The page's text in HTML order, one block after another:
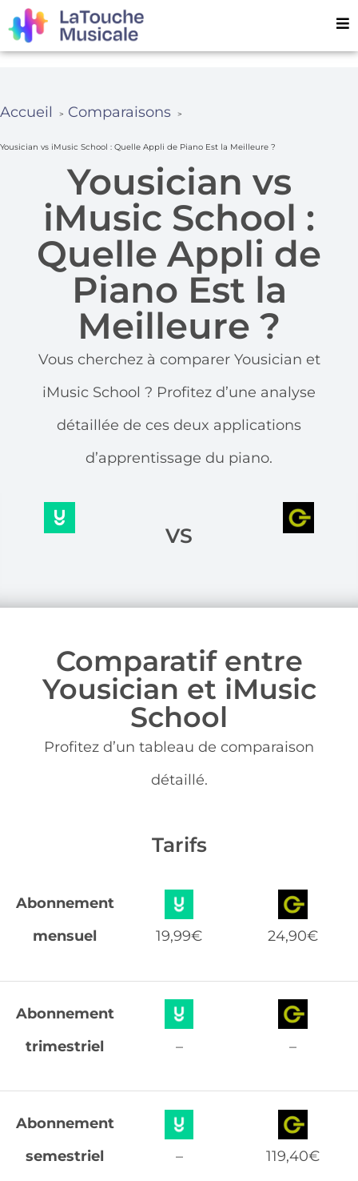
Accueil Comparaisons
Yousician vs iMusic School : Quelle Appli de Piano Est la Meilleure ?
Yousician vs
iMusic School :
Quelle Appli de
Piano Est la
Meilleure ?
Vous cherchez à comparer Yousician et
iMusic School ? Profitez d’une analyse
détaillée de ces deux applications
d’apprentissage du piano.
VS
Comparatif entre
Yousician et iMusic
School
Profitez d’un tableau de comparaison
détaillé.
Tarifs
Abonnement
mensuel
19,99€ 24,90€
Abonnement
trimestriel
– –
Abonnement
semestriel
– 119,40€